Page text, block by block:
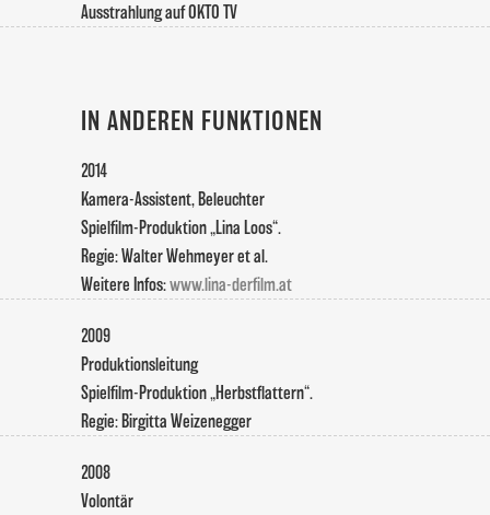
Ausstrahlung auf OKTO TV
IN ANDEREN FUNKTIONEN
2014
Kamera-Assistent, Beleuchter
Spielfilm-Produktion „Lina Loos“.
Regie: Walter Wehmeyer et al.
Weitere Infos:www.lina-derfilm.at
2009
Produktionsleitung
Spielfilm-Produktion „Herbstflattern“.
Regie: Birgitta Weizenegger
2008
Volontär